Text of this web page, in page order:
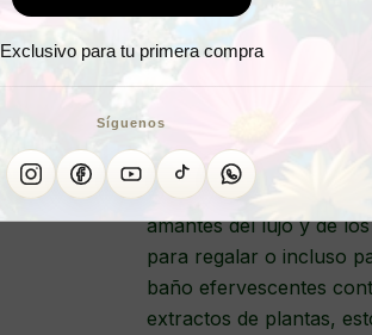
Exclusivo para tu primera compra
Síguenos
Nuestras bolas de
amantes del lujo y de
para regalar o incluso
baño efervescentes
extractos de plantas,